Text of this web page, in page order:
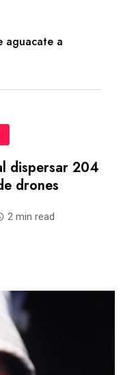
aguacate a
dispersar 204
drones
2 min read